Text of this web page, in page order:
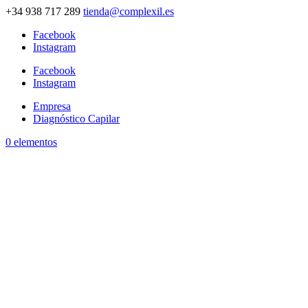
+34 938 717 289 tienda@complexil.es
Facebook
Instagram
Facebook
Instagram
Empresa
Diagnóstico Capilar
0 elementos